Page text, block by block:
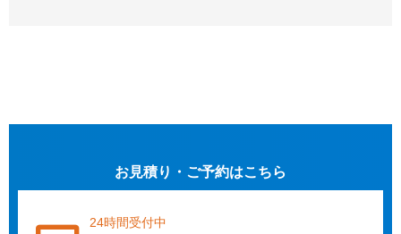
お見積り・ご予約はこちら
24時間受付中